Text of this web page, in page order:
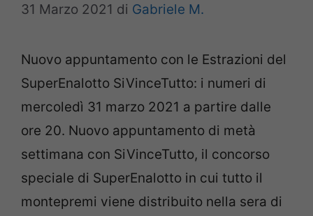
31 Marzo 2021 di Gabriele M.
Nuovo appuntamento con le Estrazioni del
SuperEnalotto SiVinceTutto: i numeri di
mercoledì 31 marzo 2021 a partire dalle
ore 20. Nuovo appuntamento di metà
settimana con SiVinceTutto, il concorso
speciale di SuperEnalotto in cui tutto il
montepremi viene distribuito nella sera di